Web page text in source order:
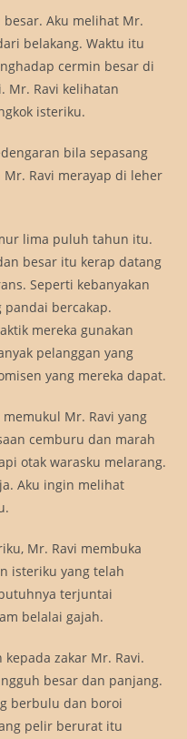
Aku melihat Mr.
belakang. Waktu itu
cermin besar di
Mr. Ravi kelihatan
isteriku.
bila sepasang
Ravi merayap di leher
lima puluh tahun itu.
besar itu kerap datang
Seperti kebanyakan
pandai bercakap.
mereka gunakan
pelanggan yang
yang mereka dapat.
Mr. Ravi yang
cemburu dan marah
otak warasku melarang.
Aku ingin melihat
Mr. Ravi membuka
isteriku yang telah
terjuntai
belalai gajah.
zakar Mr. Ravi.
besar dan panjang.
berbulu dan boroi
pelir berurat itu